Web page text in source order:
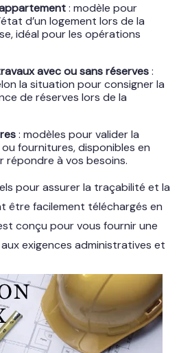
: modèle pour
d’un logement lors de la
idéal pour les opérations
avec ou sans réserves:
la situation pour consigner la
de réserves lors de la
: modèles pour valider la
fournitures, disponibles en
répondre à vos besoins.
pour assurer la traçabilité et la
être facilement téléchargés en
conçu pour vous fournir une
exigences administratives et